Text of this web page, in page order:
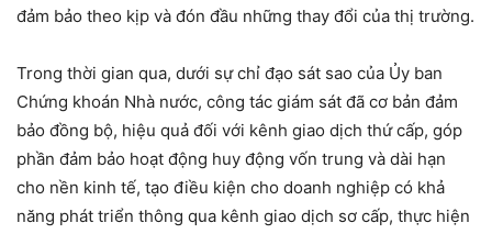
đảm bảo theo kịp và đón đầu những thay đổi của thị trường.
Trong thời gian qua, dưới sự chỉ đạo sát sao của Ủy ban
Chứng khoán Nhà nước, công tác giám sát đã cơ bản đảm
bảo đồng bộ, hiệu quả đối với kênh giao dịch thứ cấp, góp
phần đảm bảo hoạt động huy động vốn trung và dài hạn
cho nền kinh tế, tạo điều kiện cho doanh nghiệp có khả
năng phát triển thông qua kênh giao dịch sơ cấp, thực hiện